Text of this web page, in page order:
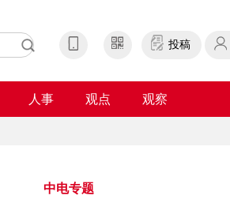
投稿
人事 观点 观察
中电专题